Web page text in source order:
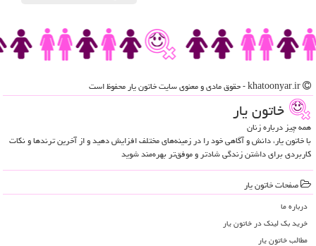
خاتون یار
همه چیز درباره زنان
با خاتون یار، دانش و آگاهی خود را در زمینه‌های مختلف افزایش دهید و از آخرین ترندها و نکات
کاربردی برای داشتن زندگی شادتر و موفق‌تر بهره‌مند شوید
صفحات خاتون یار
درباره ما
خرید بک لینک در خاتون یار
مطالب خاتون یار